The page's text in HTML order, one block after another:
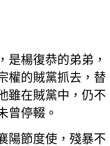
是楊復恭的弟弟，
權的賊黨抓去，替
雖在賊黨中，仍不
曾停輟。
陽節度使，殘暴不